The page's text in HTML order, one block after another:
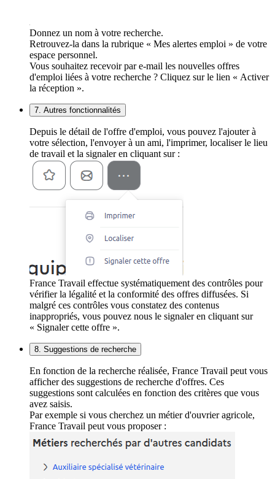
Donnez un nom à votre recherche.
Retrouvez-la dans la rubrique « Mes alertes emploi » de votre
espace personnel.
Vous souhaitez recevoir par e-mail les nouvelles offres
d'emploi liées à votre recherche ? Cliquez sur le lien « Activer
la réception ».
7. Autres fonctionnalités
Depuis le détail de l'offre d'emploi, vous pouvez l'ajouter à
votre sélection, l'envoyer à un ami, l'imprimer, localiser le lieu
de travail et la signaler en cliquant sur :
France Travail effectue systématiquement des contrôles pour
vérifier la légalité et la conformité des offres diffusées. Si
malgré ces contrôles vous constatez des contenus
inappropriés, vous pouvez nous le signaler en cliquant sur
« Signaler cette offre ».
8. Suggestions de recherche
En fonction de la recherche réalisée, France Travail peut vous
afficher des suggestions de recherche d'offres. Ces
suggestions sont calculées en fonction des critères que vous
avez saisis.
Par exemple si vous cherchez un métier d'ouvrier agricole,
France Travail peut vous proposer :